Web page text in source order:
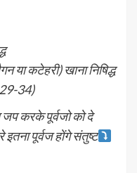
या कटेहरी) खाना निषिद्ध
34)
जप करके पूर्वजो को दे
इतना पूर्वज होंगे संतुष्ट